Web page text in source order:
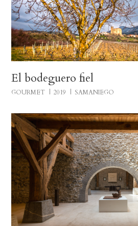
El bodeguero fiel
GOURMET 2019 SAMANIEGO